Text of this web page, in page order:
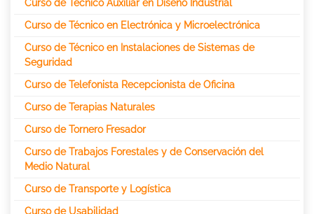
Curso de Técnico Auxiliar en Diseño Industrial
Curso de Técnico en Electrónica y Microelectrónica
Curso de Técnico en Instalaciones de Sistemas de
Seguridad
Curso de Telefonista Recepcionista de Oficina
Curso de Terapias Naturales
Curso de Tornero Fresador
Curso de Trabajos Forestales y de Conservación del
Medio Natural
Curso de Transporte y Logística
Curso de Usabilidad